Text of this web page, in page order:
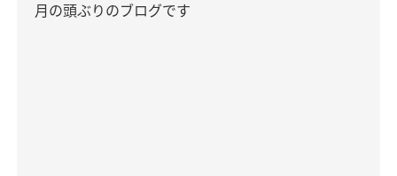
月の頭ぶりのブログです